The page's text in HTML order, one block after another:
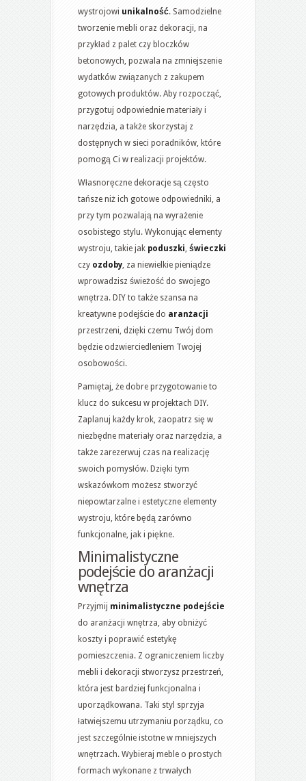
wystrojowi unikalność. Samodzielne
tworzenie mebli oraz dekoracji, na
przykład z palet czy bloczków
betonowych, pozwala na zmniejszenie
wydatków związanych z zakupem
gotowych produktów. Aby rozpocząć,
przygotuj odpowiednie materiały i
narzędzia, a także skorzystaj z
dostępnych w sieci poradników, które
pomogą Ci w realizacji projektów.
Własnoręczne dekoracje są często
tańsze niż ich gotowe odpowiedniki, a
przy tym pozwalają na wyrażenie
osobistego stylu. Wykonując elementy
wystroju, takie jak poduszki, świeczki
czy ozdoby, za niewielkie pieniądze
wprowadzisz świeżość do swojego
wnętrza. DIY to także szansa na
kreatywne podejście do aranżacji
przestrzeni, dzięki czemu Twój dom
będzie odzwierciedleniem Twojej
osobowości.
Pamiętaj, że dobre przygotowanie to
klucz do sukcesu w projektach DIY.
Zaplanuj każdy krok, zaopatrz się w
niezbędne materiały oraz narzędzia, a
także zarezerwuj czas na realizację
swoich pomysłów. Dzięki tym
wskazówkom możesz stworzyć
niepowtarzalne i estetyczne elementy
wystroju, które będą zarówno
funkcjonalne, jak i piękne.
Minimalistyczne
podejście do aranżacji
wnętrza
Przyjmij minimalistyczne podejście
do aranżacji wnętrza, aby obniżyć
koszty i poprawić estetykę
pomieszczenia. Z ograniczeniem liczby
mebli i dekoracji stworzysz przestrzeń,
która jest bardziej funkcjonalna i
uporządkowana. Taki styl sprzyja
łatwiejszemu utrzymaniu porządku, co
jest szczególnie istotne w mniejszych
wnętrzach. Wybieraj meble o prostych
formach wykonane z trwałych